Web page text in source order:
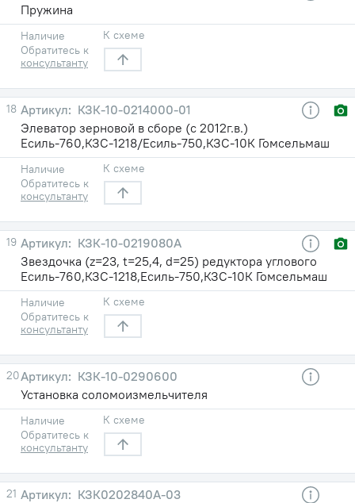
Пружина
Наличие
Обратитесь к
консультанту
К схеме
18
КЗК-10-0214000-01
Элеватор зерновой в сборе (с 2012г.в.)
Есиль-760,КЗС-1218/Есиль-750,КЗС-10К Гомсельмаш
Наличие
Обратитесь к
консультанту
К схеме
19
КЗК-10-0219080А
Звездочка (z=23, t=25,4, d=25) редуктора углового
Есиль-760,КЗС-1218,Есиль-750,КЗС-10К Гомсельмаш
Наличие
Обратитесь к
консультанту
К схеме
20
КЗК-10-0290600
Установка соломоизмельчителя
Наличие
Обратитесь к
консультанту
К схеме
21
КЗК0202840А-03